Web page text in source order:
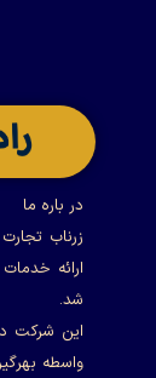
در باره ما
ارائه
شد.
این شرکت
واسطه